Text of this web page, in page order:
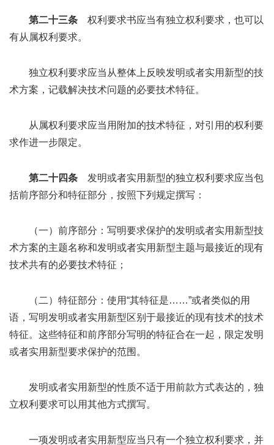
第二十三条 权利要求书应当有独立权利要求，也可以
有从属权利要求。
独立权利要求应当从整体上反映发明或者实用新型的技
术方案，记载解决技术问题的必要技术特征。
从属权利要求应当用附加的技术特征，对引用的权利要
求作进一步限定。
第二十四条 发明或者实用新型的独立权利要求应当包
括前序部分和特征部分，按照下列规定撰写：
（一）前序部分：写明要求保护的发明或者实用新型技
术方案的主题名称和发明或者实用新型主题与最接近的现有
技术共有的必要技术特征；
（二）特征部分：使用“其特征是……”或者类似的用
语，写明发明或者实用新型区别于最接近的现有技术的技术
特征。这些特征和前序部分写明的特征合在一起，限定发明
或者实用新型要求保护的范围。
发明或者实用新型的性质不适于用前款方式表达的，独
立权利要求可以用其他方式撰写。
一项发明或者实用新型应当只有一个独立权利要求，并